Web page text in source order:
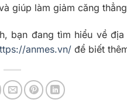
giúp làm giảm căng
bạn đang tìm hiểu về
anmes.vn/ để biết